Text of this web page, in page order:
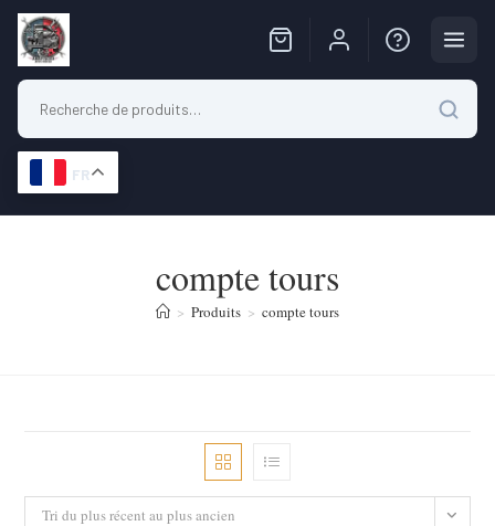
FR
compte tours
> Produits > compte tours
Tri du plus récent au plus ancien